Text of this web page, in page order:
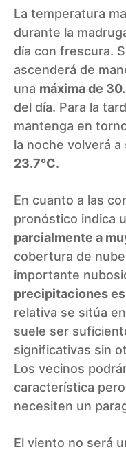
La temperatura
durante la
día con frescura.
ascenderá de
una máxima de
del día. Para la
mantenga en
la noche volverá
23.7°C.
En cuanto a las
pronóstico indica
parcialmente a
cobertura de
importante
precipitaciones
relativa se sitúa
suele ser
significativas sin
Los vecinos
característica
necesiten un
El viento no será